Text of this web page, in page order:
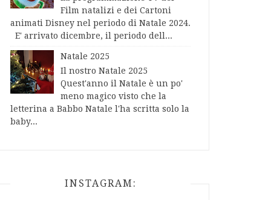
Film natalizi e dei Cartoni
animati Disney nel periodo di Natale 2024.
E' arrivato dicembre, il periodo dell...
Natale 2025
Il nostro Natale 2025
Quest'anno il Natale è un po'
meno magico visto che la
letterina a Babbo Natale l'ha scritta solo la
baby...
INSTAGRAM: